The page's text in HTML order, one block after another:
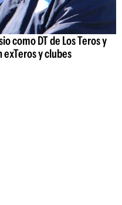
como DT de Los Teros y
y clubes